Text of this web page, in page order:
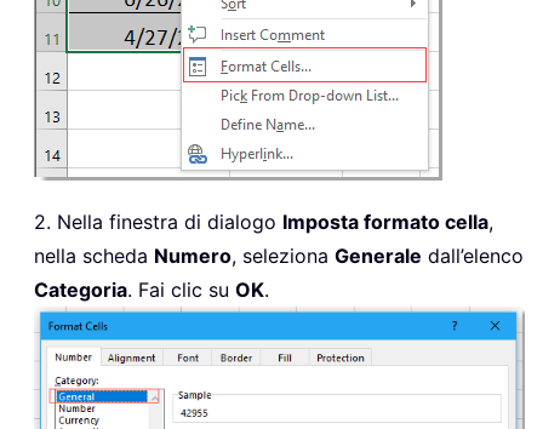
2. Nella finestra di dialogo Imposta formato cella,
nella scheda Numero, seleziona Generale dall’elenco
Categoria. Fai clic su OK.